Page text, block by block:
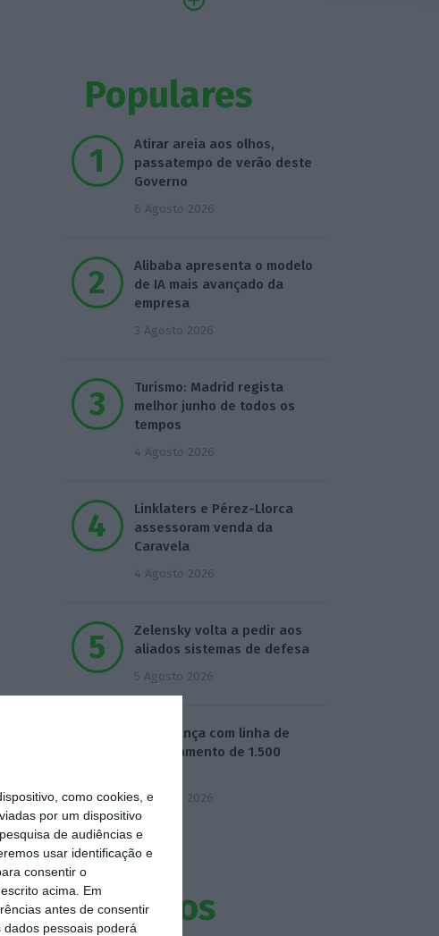
como cookies, e
por um dispositivo
de audiências e
usar identificação e
consentir o
acima. Em
antes de consentir
pessoais poderá
Populares
Atirar areia aos olhos,
passatempo de verão deste
Governo
6 Agosto 2026
Alibaba apresenta o modelo
de IA mais avançado da
empresa
3 Agosto 2026
Turismo: Madrid regista
melhor junho de todos os
tempos
4 Agosto 2026
Linklaters e Pérez-Llorca
assessoram venda da
Caravela
4 Agosto 2026
Zelensky volta a pedir aos
aliados sistemas de defesa
5 Agosto 2026
BPF avança com linha de
financiamento de 1.500
5 Agosto 2026
Eventos